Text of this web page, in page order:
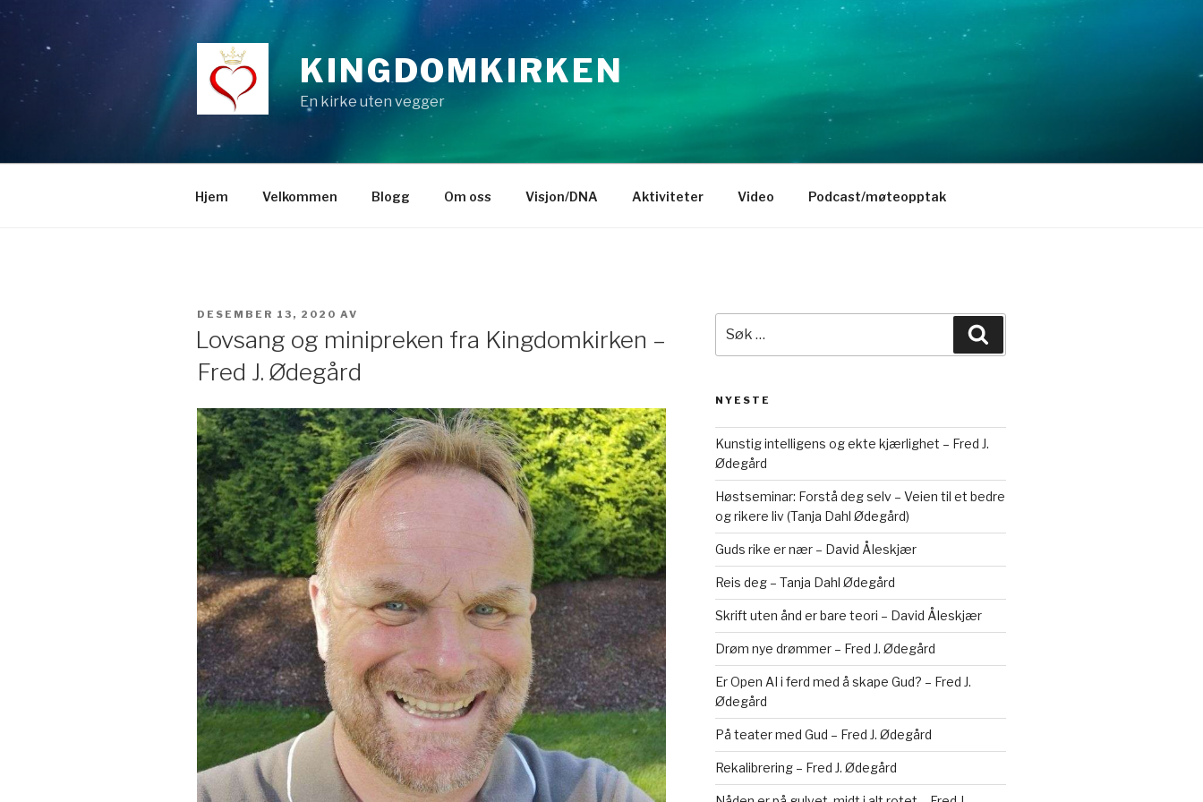
Gå
innhold
KINGDOMKIRKEN
En kirke uten vegger
Hjem Velkommen Blogg Om oss Visjon/DNA Aktiviteter Video Podcast/møteopptak
PUBLISERT
DESEMBER 13, 2020 AV
Lovsang og minipreken fra Kingdomkirken –
Fred J. Ødegård
etter:
NYESTE
Kunstig intelligens og ekte kjærlighet – Fred J.
Ødegård
Høstseminar: Forstå deg selv – Veien til et bedre
og rikere liv (Tanja Dahl Ødegård)
Guds rike er nær – David Åleskjær
Reis deg – Tanja Dahl Ødegård
Skrift uten ånd er bare teori – David Åleskjær
Drøm nye drømmer – Fred J. Ødegård
Er Open AI i ferd med å skape Gud? – Fred J.
Ødegård
På teater med Gud – Fred J. Ødegård
Rekalibrering – Fred J. Ødegård